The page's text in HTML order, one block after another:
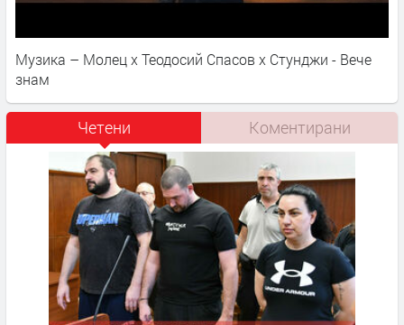
Музика – Молец x Теодосий Спасов х Стунджи - Вече
знам
Четени Коментирани